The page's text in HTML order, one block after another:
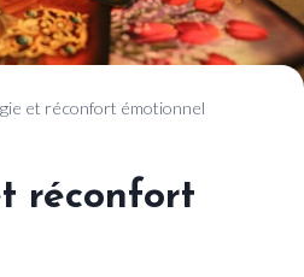
et réconfort émotionnel
réconfort